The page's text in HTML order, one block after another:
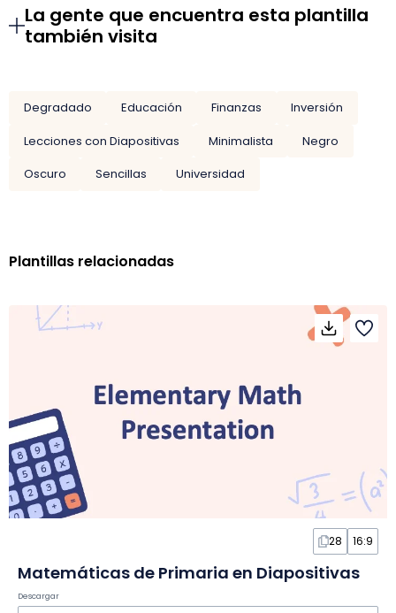
La gente que encuentra esta plantilla
también visita
Degradado Educación Finanzas
Inversión
Lecciones con Diapositivas
Minimalista
Negro
Oscuro
Sencillas Universidad
Plantillas relacionadas
28 16:9
Matemáticas de Primaria en Diapositivas
Descargar